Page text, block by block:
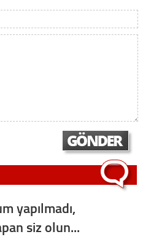
yapılmadı,
siz olun...